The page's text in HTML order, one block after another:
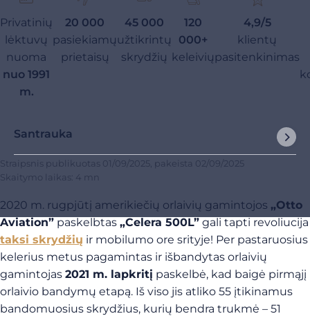
Privatinių
lėktuvų
nuoma
nuo 1991
m.
20 000
pasiekiamų
prietaisų
45 000
užtikrintų
skrydžių
120
000+
keleivių
4,9/5
klientų
pasitenkinimas
Santrauka
Straipsnis publikuotas 01/09/2025 , pakeista 02/09/2025
Skaitymo laikas: 4 mn
2020 m. rugpjūtį amerikiečių orlaivių gamintojos „Otto
Aviation” paskelbtas „Celera 500L” gali tapti revoliucija
taksi skrydžių ir mobilumo ore srityje! Per pastaruosius
kelerius metus pagamintas ir išbandytas orlaivių
gamintojas 2021 m. lapkritį paskelbė, kad baigė pirmąjį
orlaivio bandymų etapą. Iš viso jis atliko 55 įtikinamus
bandomuosius skrydžius, kurių bendra trukmė – 51